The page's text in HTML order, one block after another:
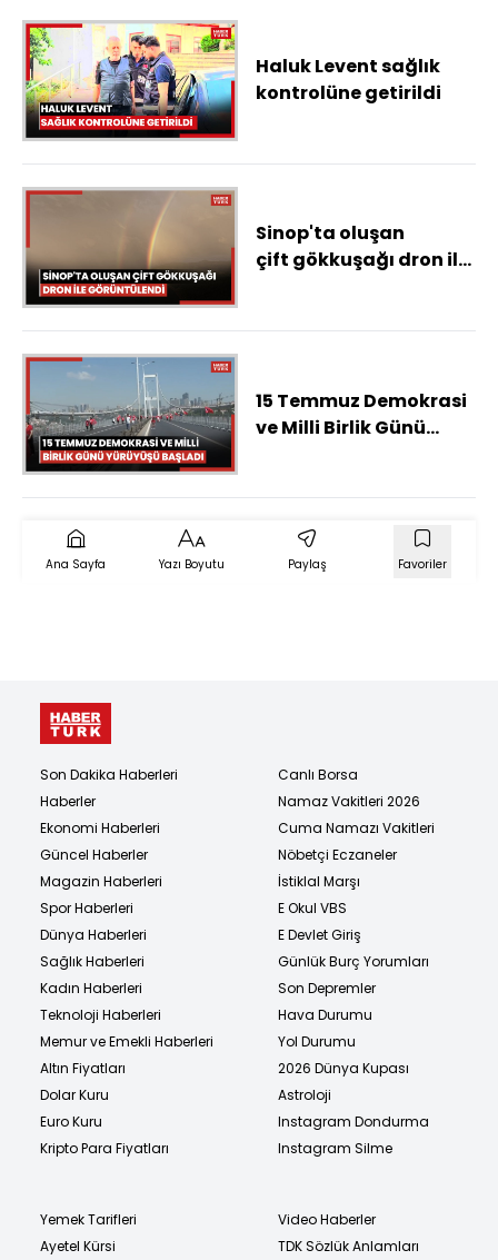
Haluk Levent sağlık
kontrolüne getirildi
Sinop'ta oluşan
çift gökkuşağı dron ile
15 Temmuz Demokrasi
ve Milli Birlik Günü
Ana Sayfa Yazı Boyutu Paylaş Favoriler
Son Dakika Haberleri
Haberler
Ekonomi Haberleri
Güncel Haberler
Magazin Haberleri
Spor Haberleri
Dünya Haberleri
Sağlık Haberleri
Kadın Haberleri
Teknoloji Haberleri
Memur ve Emekli Haberleri
Altın Fiyatları
Dolar Kuru
Euro Kuru
Kripto Para Fiyatları
Canlı Borsa
Namaz Vakitleri 2026
Cuma Namazı Vakitleri
Nöbetçi Eczaneler
İstiklal Marşı
E Okul VBS
E Devlet Giriş
Günlük Burç Yorumları
Son Depremler
Hava Durumu
Yol Durumu
2026 Dünya Kupası
Astroloji
Instagram Dondurma
Instagram Silme
Yemek Tarifleri
Ayetel Kürsi
Video Haberler
TDK Sözlük Anlamları